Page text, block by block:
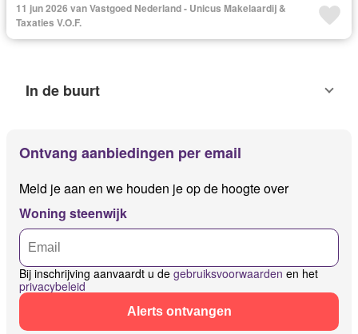
11 jun 2026 van Vastgoed Nederland - Unicus Makelaardij &
Taxaties V.O.F.
In de buurt
Ontvang aanbiedingen per email
Meld je aan en we houden je op de hoogte over
Woning steenwijk
Bij inschrijving aanvaardt u de gebruiksvoorwaarden en het
privacybeleid
Alerts ontvangen